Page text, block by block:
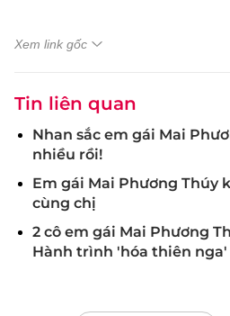
Xem link gốc
Tin liên quan
Nhan sắc em gái Mai
nhiều rồi!
Em gái Mai Phương Thúy
cùng chị
2 cô em gái Mai Phương
Hành trình 'hóa thiên